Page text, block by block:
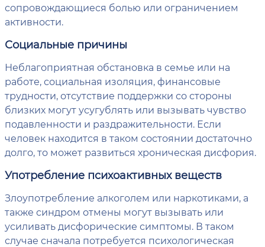
сопровождающиеся болью или ограничением
активности.
Социальные причины
Неблагоприятная обстановка в семье или на
работе, социальная изоляция, финансовые
трудности, отсутствие поддержки со стороны
близких могут усугублять или вызывать чувство
подавленности и раздражительности. Если
человек находится в таком состоянии достаточно
долго, то может развиться хроническая дисфория.
Употребление психоактивных веществ
Злоупотребление алкоголем или наркотиками, а
также синдром отмены могут вызывать или
усиливать дисфорические симптомы. В таком
случае сначала потребуется психологическая